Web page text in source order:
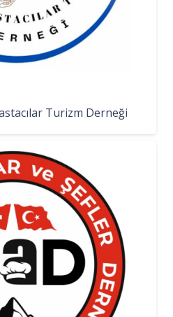
Turizm Derneği